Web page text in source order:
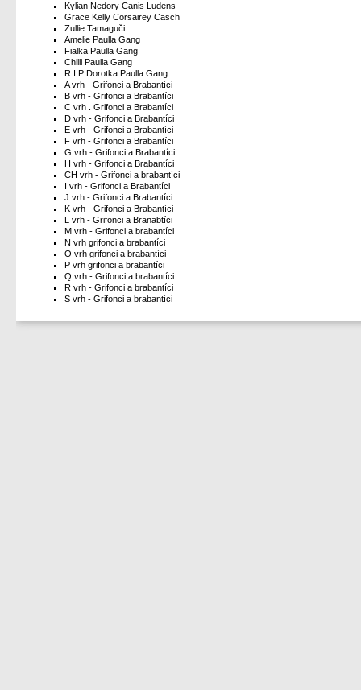
Kylian Nedory Canis Ludens
Grace Kelly Corsairey Casch
Zullie Tamaguči
Amelie Paulla Gang
Fialka Paulla Gang
Chilli Paulla Gang
R.I.P Dorotka Paulla Gang
A vrh - Grifonci a Brabantíci
B vrh - Grifonci a Brabantíci
C vrh . Grifonci a Brabantíci
D vrh - Grifonci a Brabantíci
E vrh - Grifonci a Brabantíci
F vrh - Grifonci a Brabantíci
G vrh - Grifonci a Brabantíci
H vrh - Grifonci a Brabantíci
CH vrh - Grifonci a brabantíci
I vrh - Grifonci a Brabantíci
J vrh - Grifonci a Brabantíci
K vrh - Grifonci a Brabantíci
L vrh - Grifonci a Branabtíci
M vrh - Grifonci a brabantíci
N vrh grifonci a brabantíci
O vrh grifonci a brabantíci
P vrh grifonci a brabantíci
Q vrh - Grifonci a brabantíci
R vrh - Grifonci a brabantíci
S vrh - Grifonci a brabantíci